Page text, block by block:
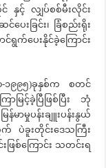
နှင့် လျှပ်စစ်မီးလိုင်း
ေးခြင်း၊ ခြံစည်းရိုး
ရွက်ပေးနိုင်ခဲ့ကြောင်း
၀-၁၉၉၅)ခုနှစ်က စတင်
မြင့်ခဲ့ပြီဖြစ်ပြီး ဘုံ
မာမှုပန်းချူးပန်းနွယ်
ပဲခူးတိုင်းဒေသကြီး
ဖြစ်ကြောင်း သတင်းရ